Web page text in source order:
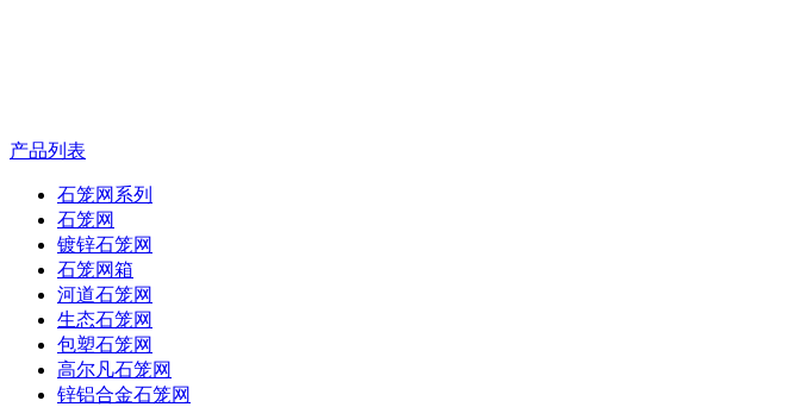
产品列表
石笼网系列
石笼网
镀锌石笼网
石笼网箱
河道石笼网
生态石笼网
包塑石笼网
高尔凡石笼网
锌铝合金石笼网